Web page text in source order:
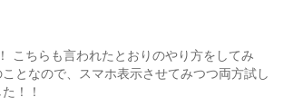
こちらも言われたとおりのやり方をしてみ
となので、スマホ表示させてみつつ両方試し
！！